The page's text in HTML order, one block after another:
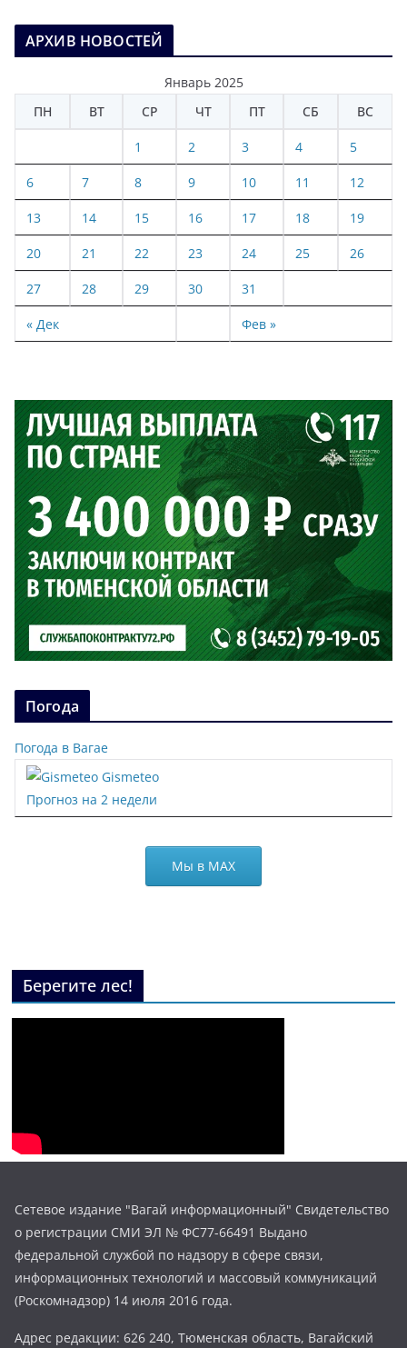
АРХИВ НОВОСТЕЙ
Январь 2025
ПН
ВТ СР ЧТ ПТ СБ ВС
« Дек Фев »
1 2 3 4 5
6 7 8 9 10 11 12
13 14 15 16 17 18 19
20 21 22 23 24 25 26
27 28 29 30 31
Погода
Погода в Вагае
Gismeteo
Прогноз на 2 недели
Мы в МАХ
Берегите лес!
Сетевое издание "Вагай информационный" Свидетельство
о регистрации СМИ ЭЛ № ФС77-66491 Выдано
федеральной службой по надзору в сфере связи,
информационных технологий и массовый коммуникаций
(Роскомнадзор) 14 июля 2016 года.
Адрес редакции: 626 240, Тюменская область, Вагайский